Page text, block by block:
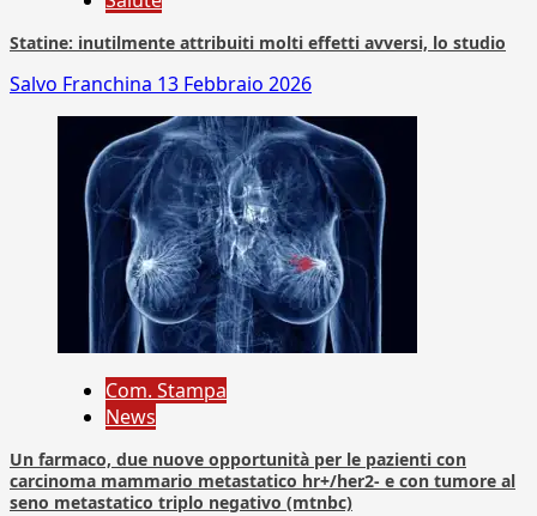
Statine: inutilmente attribuiti molti effetti avversi, lo studio
Salvo Franchina 13 Febbraio 2026
Com. Stampa
News
Un farmaco, due nuove opportunità per le pazienti con
carcinoma mammario metastatico hr+/her2- e con tumore al
seno metastatico triplo negativo (mtnbc)